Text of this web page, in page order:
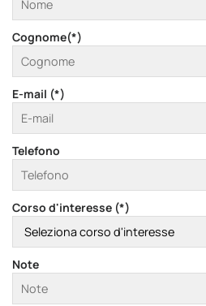
Cognome(*)
E-mail (*)
Telefono
Corso d'interesse (*)
Note